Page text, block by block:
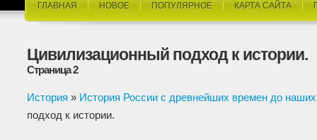
ГЛАВНАЯ НОВОЕ ПОПУЛЯРНОЕ КАРТА САЙТА
Цивилизационный подход к истории.
Страница 2
История » История России с древнейших времен до
подход к истории.